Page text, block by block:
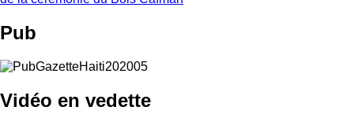
Pub
Vidéo en vedette